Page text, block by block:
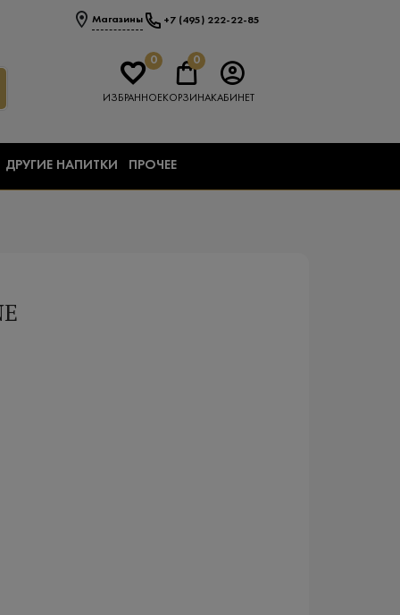
Магазины +7 (495) 222-22-85
0
ИЗБРАННОЕ
0
КОРЗИНАКАБИНЕТ
ДРУГИЕ НАПИТКИ ПРОЧЕЕ